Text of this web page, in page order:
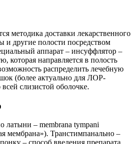
методика доставки лекарственного
и другие полости посредством
аппарат – инсуффлятор –
которая направляется в полость
распределить лечебную
(более актуально для ЛОР-
слизистой оболочке.
латыни – membrana tympani
мембрана»). Транстимпанально –